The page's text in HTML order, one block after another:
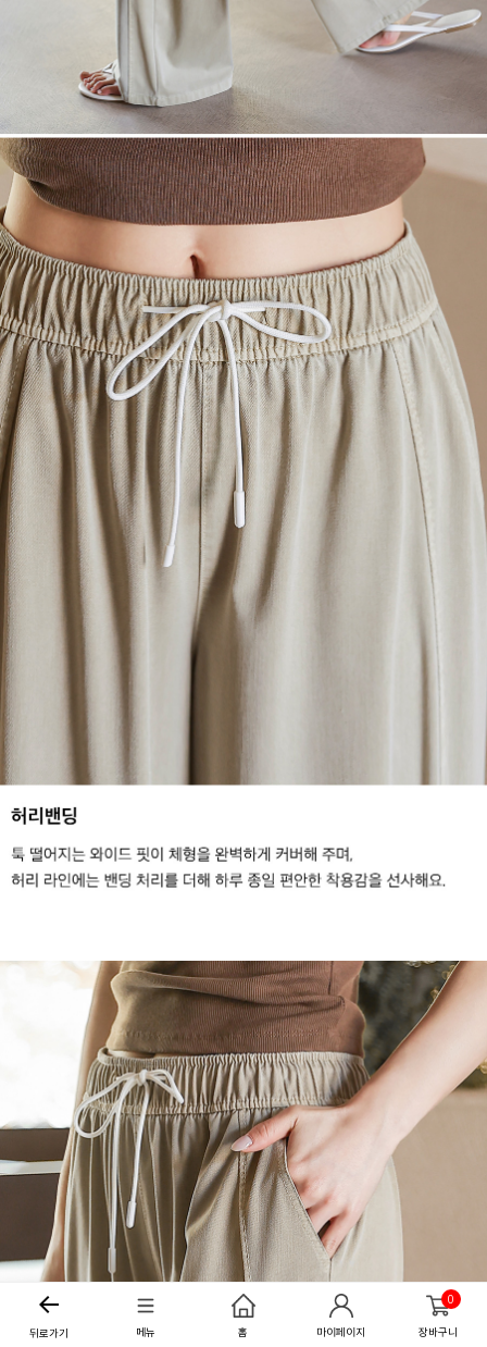
뒤로가기 메뉴 홈 마이페이지
0
장바구니